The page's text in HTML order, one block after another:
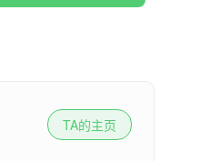
TA的主页